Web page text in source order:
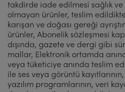
takdirde iade edilmesi sağlık ve
olmayan ürünler, teslim
karışan ve doğası gereği
ürünler, Abonelik sözleşmesi
dışında, gazete ve dergi gibi
mallar, Elektronik ortamda
veya tüketiciye anında teslim
ile ses veya görüntü
yazılım programlarının, veri